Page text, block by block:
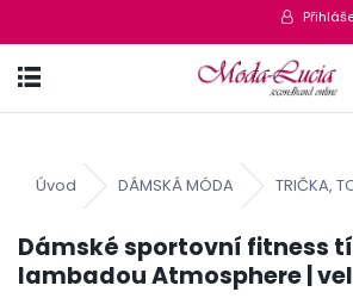
Úvod DÁMSKÁ MÓDA TRIČKA,
Dámské sportovní fitness
lambadou Atmosphere |